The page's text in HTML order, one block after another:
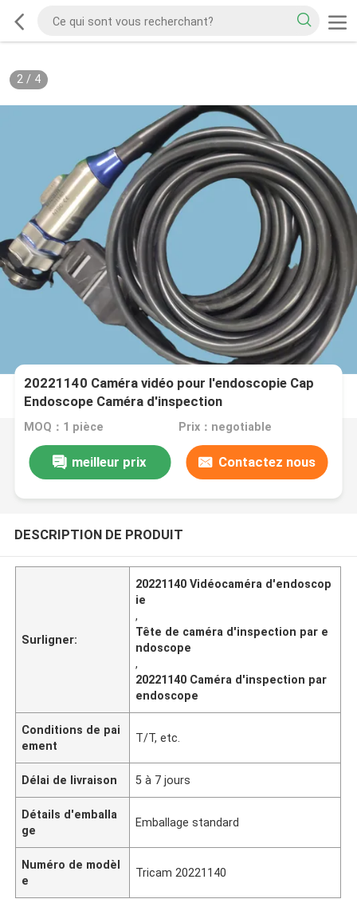
2/ 4
20221140 Caméra vidéo pour l'endoscopie Cap
Endoscope Caméra d'inspection
MOQ：1 pièce Prix：negotiable
meilleur prix Contactez nous
DESCRIPTION DE PRODUIT
Surligner:
20221140 Vidéocaméra d'endoscop
ie
,
Tête de caméra d'inspection par e
ndoscope
,
20221140 Caméra d'inspection par
endoscope
Conditions de pai
ement
T/T, etc.
Délai de livraison 5 à 7 jours
Détails d'emballa
ge
Emballage standard
Numéro de modèl
e
Tricam 20221140